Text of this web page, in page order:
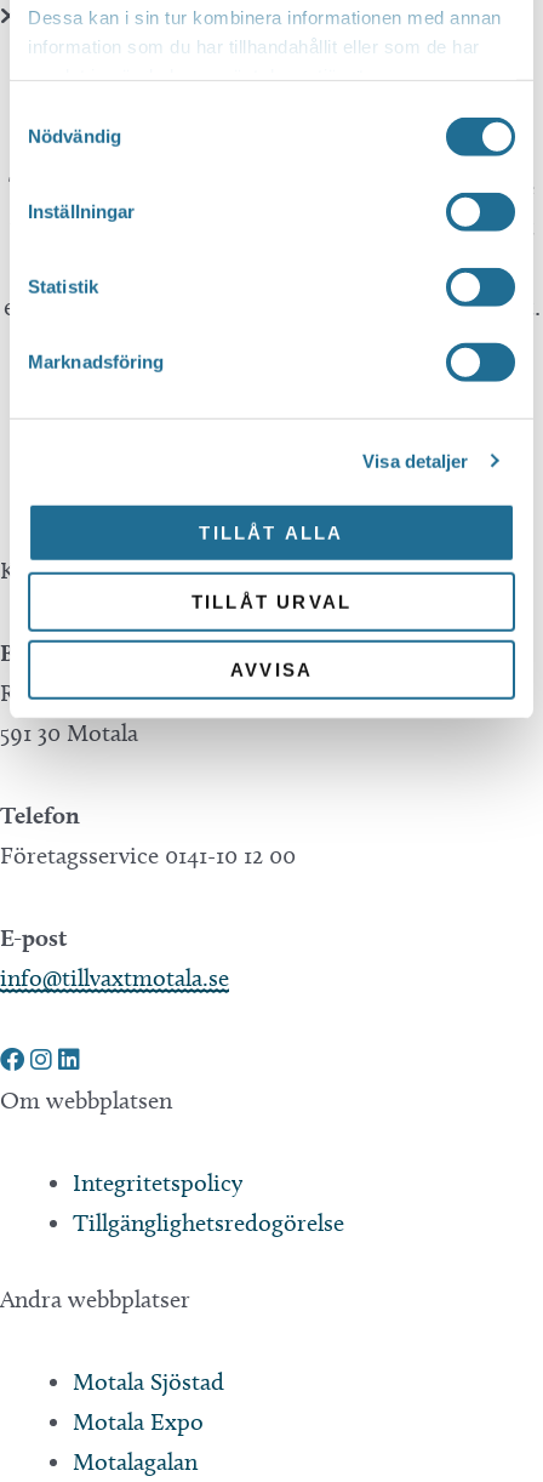
Dessa kan i sin tur kombinera informationen med annan
information som du har tillhandahållit eller som de har
Nödvändig
Inställningar
Statistik
Marknadsföring
Visa detaljer
TILLÅT ALLA
TILLÅT URVAL
AVVISA
Translate
You can translate this website with Google
Translate. It is important to remember that the
translation is being done by a machine and not
by a person. This means that you can never
expect the translation to be 100 percent correct.
Tillväxt Motala is not responsible for any
Kontakta oss
Besöksadress
Repslagaregatan 13C
591 30 Motala
Telefon
Företagsservice 0141-10 12 00
E-post
info@tillvaxtmotala.se
Om webbplatsen
Integritetspolicy
Tillgänglighetsredogörelse
Andra webbplatser
Motala Sjöstad
Motala Expo
Motalagalan